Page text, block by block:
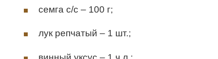
семга с/с – 100 г;
лук репчатый – 1 шт.;